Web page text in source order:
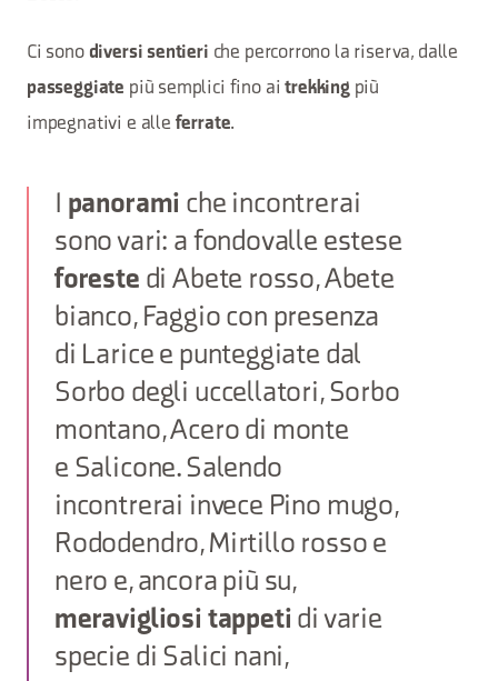
Ci sono diversi sentieri che percorrono la riserva, dalle
passeggiate più semplici fino aitrekking più
impegnativi e alle ferrate.
I panorami che incontrerai
sono vari: a fondovalle estese
foreste di Abete rosso, Abete
bianco, Faggio con presenza
di Larice e punteggiate dal
Sorbo degli uccellatori, Sorbo
montano, Acero di monte
e Salicone. Salendo
incontrerai invece Pino mugo,
Rododendro, Mirtillo rosso e
nero e, ancora più su,
meravigliosi tappeti di varie
specie di Salici nani,